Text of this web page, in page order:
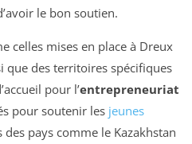
le bon soutien.
celles mises en place à Dreux
que des territoires spécifiques
pour l’entrepreneuriat
pour soutenir les jeunes
des pays comme le Kazakhstan